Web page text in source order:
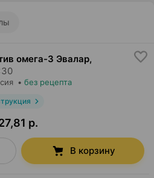
омега-3 Эвалар,
30
• без рецепта
р.
В корзину